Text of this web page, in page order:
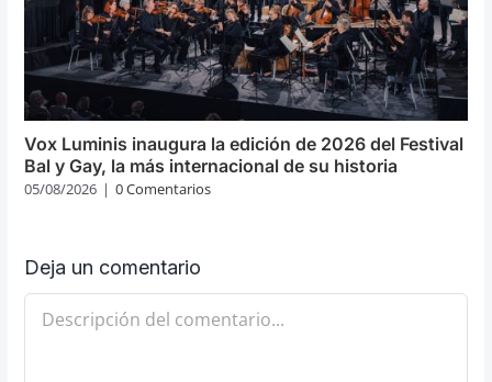
Vox Luminis inaugura la edición de 2026 del Festival
Bal y Gay, la más internacional de su historia
05/08/2026 | 0 Comentarios
Deja un comentario
Comentario